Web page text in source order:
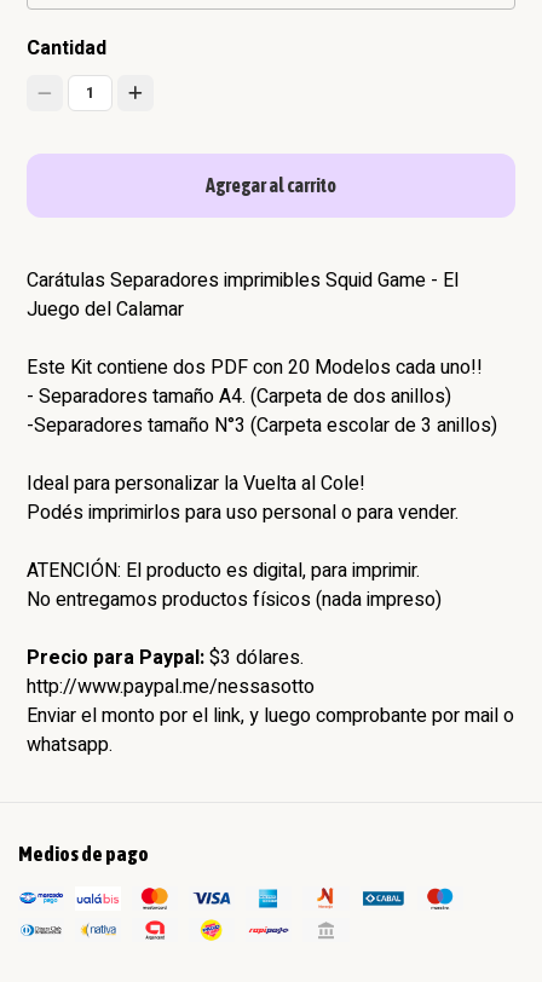
Cantidad
1
Agregar al carrito
Carátulas Separadores imprimibles Squid Game - El
Juego del Calamar
Este Kit contiene dos PDF con 20 Modelos cada uno!!
- Separadores tamaño A4. (Carpeta de dos anillos)
-Separadores tamaño N°3 (Carpeta escolar de 3 anillos)
Ideal para personalizar la Vuelta al Cole!
Podés imprimirlos para uso personal o para vender.
ATENCIÓN: El producto es digital, para imprimir.
No entregamos productos físicos (nada impreso)
Precio para Paypal:$3 dólares.
http://www.paypal.me/nessasotto
Enviar el monto por el link, y luego comprobante por mail o
whatsapp.
Medios de pago